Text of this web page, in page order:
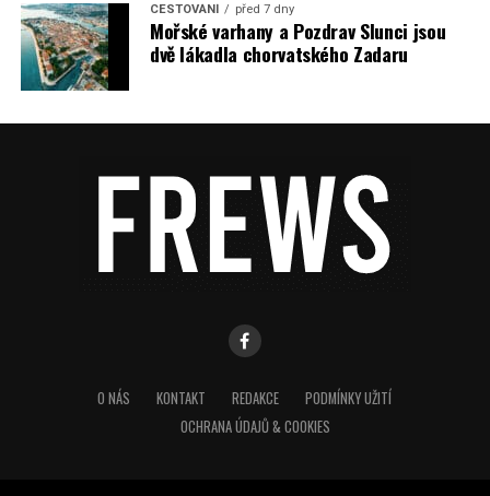
CESTOVÁNÍ před 7 dny
Mořské varhany a Pozdrav Slunci jsou
dvě lákadla chorvatského Zadaru
O NÁS KONTAKT REDAKCE
PODMÍNKY UŽITÍ
OCHRANA ÚDAJŮ & COOKIES